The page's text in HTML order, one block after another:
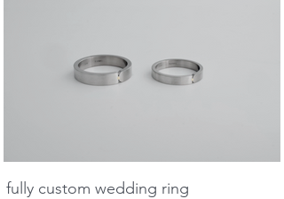
fully custom wedding ring